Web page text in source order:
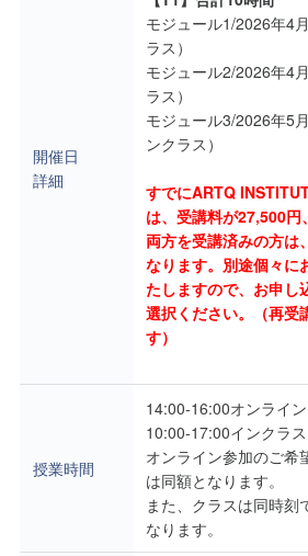
開催日
詳細
モジュール1/2026年4
ラス）
モジュール2/2026年4
ラス）
モジュール3/2026年5
ンクラス）
すでにARTQ
は、受講料が27,500
両方を受講済みの方は
なります。別途個々に
たしますので、お申し
選択ください。（再受
す）
授業時間
14:00-16:00オンライ
10:00-17:00インクラス
オンライン参加のご希
は同額となります。
また、クラスは同時刻
なります。